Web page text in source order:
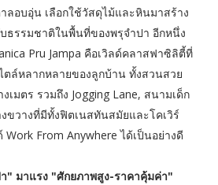
อบอุ่น เลือกใช้วัสดุไม้และหินมาสร้าง
ธรรมชาติในพื้นที่ของพรุจำปา อีกหนึ่ง
Pru Jampa คือเวิลด์คลาสฟาซิลิตี้ที่
ตล์หลากหลายของลูกบ้าน ทั้งสวนสวย
มตร รวมถึง Jogging Lane, สนามเด็ก
ขวางที่มีทั้งฟิตเนสทันสมัยและโคเวิร์
From Anywhere ได้เป็นอย่างดี
" มาแรง "ศักยภาพสูง-ราคาคุ้มค่า"